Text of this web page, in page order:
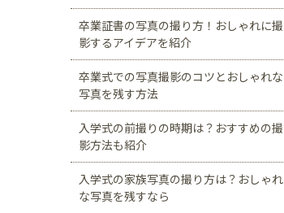
卒業証書の写真の撮り方！おしゃれに撮
影するアイデアを紹介
卒業式での写真撮影のコツとおしゃれな
写真を残す方法
入学式の前撮りの時期は？おすすめの撮
影方法も紹介
入学式の家族写真の撮り方は？おしゃれ
な写真を残すなら